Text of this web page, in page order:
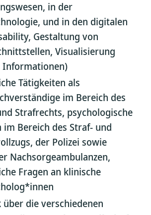
in der
und in den digitalen
Gestaltung von
Visualisierung
Informationen)
Tätigkeiten als
im Bereich des
Strafrechts, psychologische
im Bereich des Straf- und
der Polizei sowie
Nachsorgeambulanzen,
Fragen an klinische
über die verschiedenen